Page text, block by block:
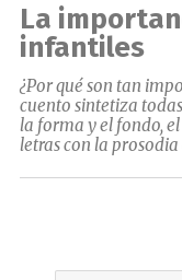
La
infantiles
¿Por qué son tan
cuento sintetiza
la forma y el fondo,
letras con la prosodia